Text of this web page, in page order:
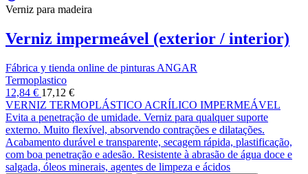
Verniz para madeira
Verniz impermeável (exterior / interior)
Fábrica y tienda online de pinturas ANGAR
Termoplastico
12,84 € 17,12 €
VERNIZ TERMOPLÁSTICO ACRÍLICO IMPERMEÁVEL
Evita a penetração de umidade. Verniz para qualquer suporte
externo. Muito flexível, absorvendo contrações e dilatações.
Acabamento durável e transparente, secagem rápida, plastificação,
com boa penetração e adesão. Resistente à abrasão de água doce e
salgada, óleos minerais, agentes de limpeza e ácidos